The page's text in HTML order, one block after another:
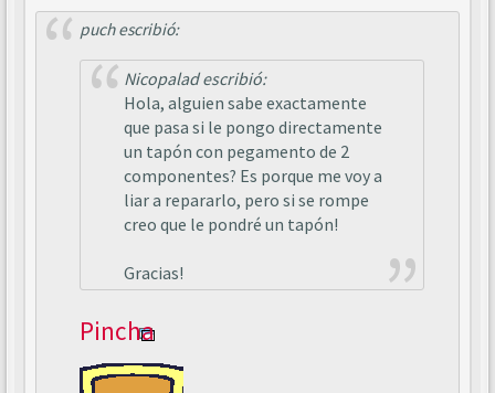
puch escribió:
Nicopalad escribió:
Hola, alguien sabe exactamente
que pasa si le pongo directamente
un tapón con pegamento de 2
componentes? Es porque me voy a
liar a repararlo, pero si se rompe
creo que le pondré un tapón!
Gracias!
Pincha